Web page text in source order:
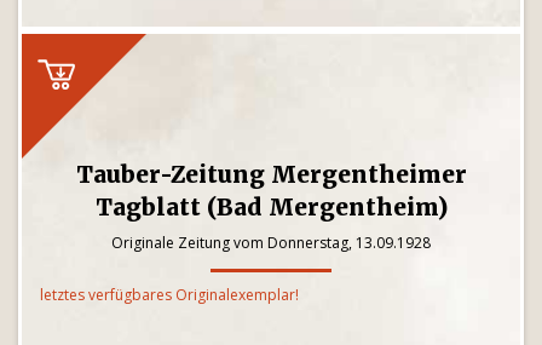
Tauber-Zeitung Mergentheimer
Tagblatt (Bad Mergentheim)
Originale Zeitung vom Donnerstag, 13.09.1928
letztes verfügbares Originalexemplar!